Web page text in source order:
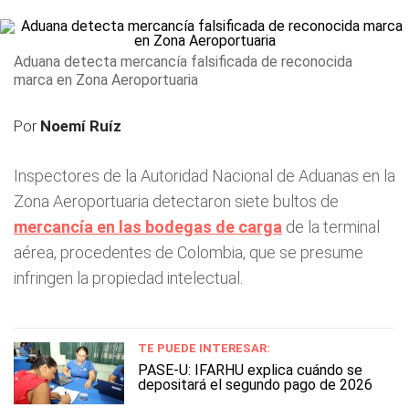
Aduana detecta mercancía falsificada de reconocida
marca en Zona Aeroportuaria
Por Noemí Ruíz
Inspectores de la Autoridad Nacional de Aduanas en la
Zona Aeroportuaria detectaron siete bultos de
mercancía en las bodegas de carga de la terminal
aérea, procedentes de Colombia, que se presume
infringen la propiedad intelectual.
TE PUEDE INTERESAR:
PASE-U: IFARHU explica cuándo se
depositará el segundo pago de 2026